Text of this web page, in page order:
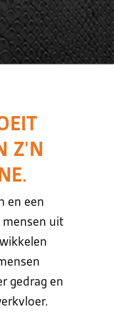
Z’N
en een
mensen uit
gedrag en